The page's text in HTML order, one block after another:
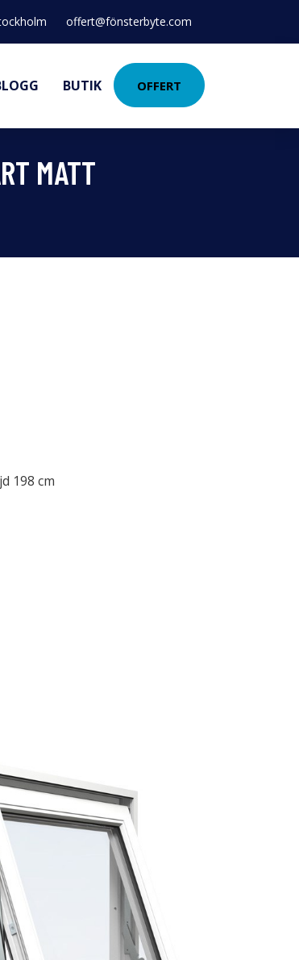
offert@fönsterbyte.com
BUTIK OFFERT
MATT
198 cm